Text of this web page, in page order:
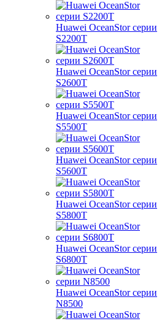
Huawei OceanStor серии
S2200T
Huawei OceanStor серии
S2600T
Huawei OceanStor серии
S5500T
Huawei OceanStor серии
S5600T
Huawei OceanStor серии
S5800T
Huawei OceanStor серии
S6800T
Huawei OceanStor серии
N8500